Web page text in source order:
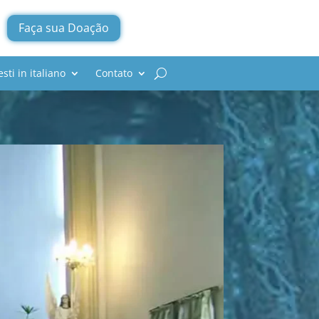
Faça sua Doação
in italiano Contato
a paz